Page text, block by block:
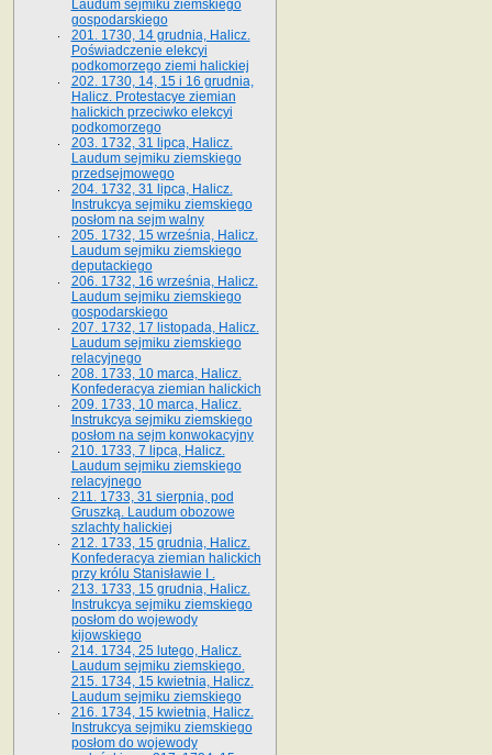
Laudum sejmiku ziemskiego
gospodarskiego
201. 1730, 14 grudnia, Halicz.
Poświadczenie elekcyi
podkomorzego ziemi halickiej
202. 1730, 14, 15 i 16 grudnia,
Halicz. Protestacye ziemian
halickich przeciwko elekcyi
podkomorzego
203. 1732, 31 lipca, Halicz.
Laudum sejmiku ziemskiego
przedsejmowego
204. 1732, 31 lipca, Halicz.
Instrukcya sejmiku ziemskiego
posłom na sejm walny
205. 1732, 15 września, Halicz.
Laudum sejmiku ziemskiego
deputackiego
206. 1732, 16 września, Halicz.
Laudum sejmiku ziemskiego
gospodarskiego
207. 1732, 17 listopada, Halicz.
Laudum sejmiku ziemskiego
relacyjnego
208. 1733, 10 marca, Halicz.
Konfederacya ziemian halickich­
209. 1733, 10 marca, Halicz.
Instrukcya sejmiku ziemskiego
posłom na sejm konwokacyjny
210. 1733, 7 lipca, Halicz.
Laudum sejmiku ziemskiego
relacyjnego
211. 1733, 31 sierpnia, pod
Gruszką. Laudum obozowe
szlachty halickiej
212. 1733, 15 grudnia, Halicz.
Konfederacya ziemian halickich
przy królu Stanisławie I .
213. 1733, 15 grudnia, Halicz.
Instrukcya sejmiku ziemskiego
posłom do wojewody
kijowskiego
214. 1734, 25 lutego, Halicz.
Laudum sejmiku ziemskiego.
215. 1734, 15 kwietnia, Halicz.
Laudum sejmiku ziemskiego
216. 1734, 15 kwietnia, Halicz.
Instrukcya sejmiku ziemskiego
posłom do wojewody